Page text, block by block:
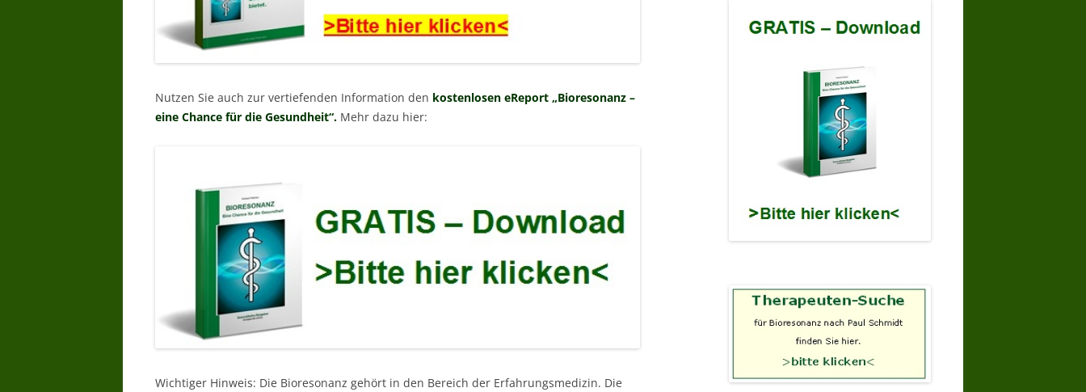
Nutzen Sie auch zur vertiefenden Information den kostenlosen eReport „Bioresonanz –
eine Chance für die Gesundheit“. Mehr dazu hier:
Wichtiger Hinweis: Die Bioresonanz gehört in den Bereich der Erfahrungsmedizin. Die